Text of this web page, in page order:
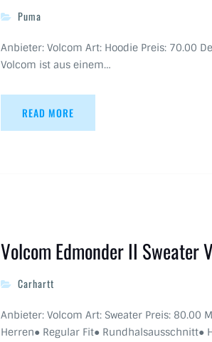
Puma
Anbieter: Volcom Art: Hoodie Preis: 70.00
Volcom ist aus einem…
READ MORE
Volcom Edmonder II Sweater
Carhartt
Anbieter: Volcom Art: Sweater Preis: 80.00
Herren● Regular Fit● Rundhalsausschnitt●